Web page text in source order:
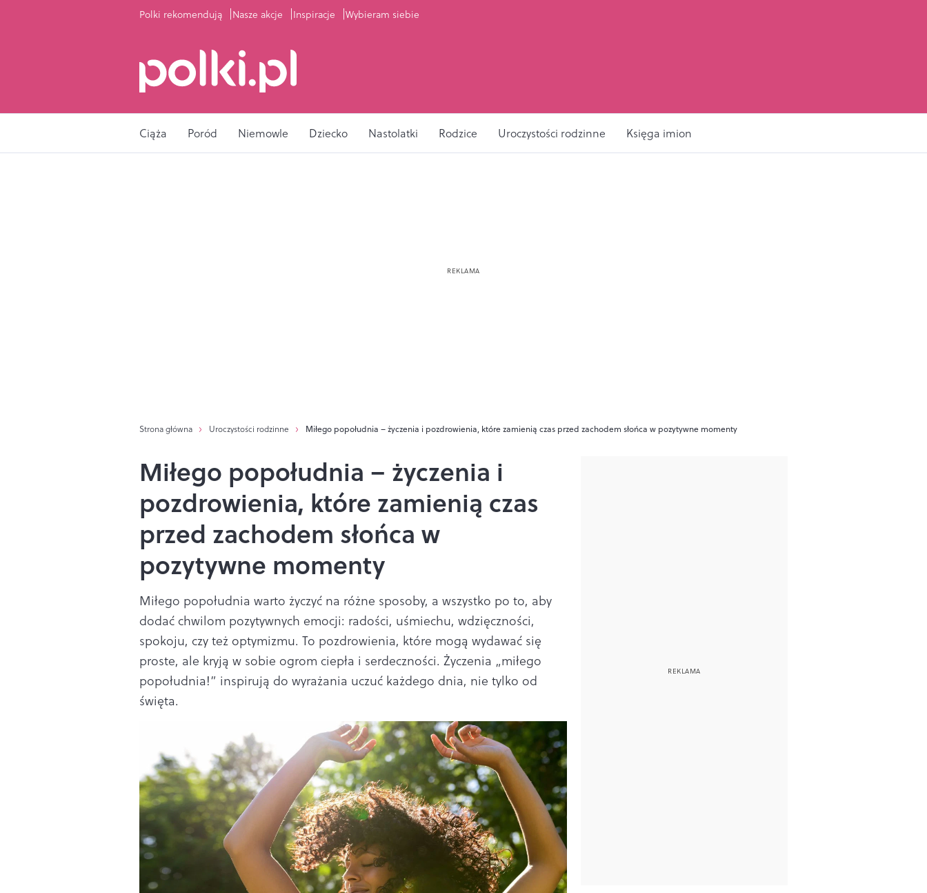
Polki rekomendują Nasze akcje Inspiracje Wybieram siebie
Ciąża Poród Niemowle Dziecko Nastolatki Rodzice Uroczystości rodzinne Księga imion
Strona główna Uroczystości rodzinne Miłego popołudnia – życzenia i pozdrowienia, które zamienią czas przed zachodem słońca w pozytywne momenty
Miłego popołudnia – życzenia i
pozdrowienia, które zamienią czas
przed zachodem słońca w
pozytywne momenty
Miłego popołudnia warto życzyć na różne sposoby, a wszystko po to, aby
dodać chwilom pozytywnych emocji: radości, uśmiechu, wdzięczności,
spokoju, czy też optymizmu. To pozdrowienia, które mogą wydawać się
proste, ale kryją w sobie ogrom ciepła i serdeczności. Życzenia „miłego
popołudnia!” inspirują do wyrażania uczuć każdego dnia, nie tylko od
święta.